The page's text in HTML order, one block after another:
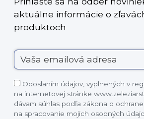
aktuálne informácie o
produktoch
Odoslaním údajov, vyplnených v
na internetovej stránke
dávam súhlas podľa zákona o
na spracovanie mojich osobných